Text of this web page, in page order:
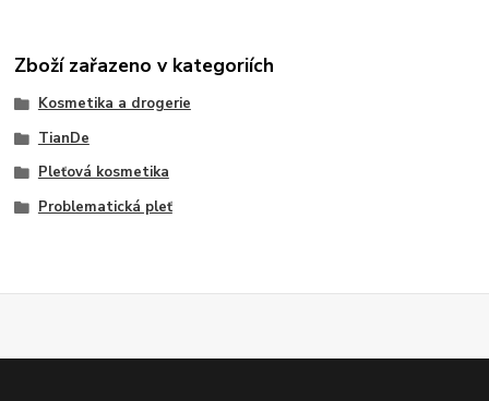
Zboží zařazeno v kategoriích
Kosmetika a drogerie
TianDe
Pleťová kosmetika
Problematická pleť